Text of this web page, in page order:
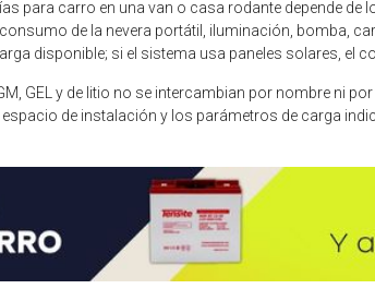
para carro en una van o casa rodante depende
consumo de la nevera portátil, iluminación, bomba,
disponible; si el sistema usa paneles solares, el
GEL y de litio no se intercambian por nombre ni
espacio de instalación y los parámetros de carga